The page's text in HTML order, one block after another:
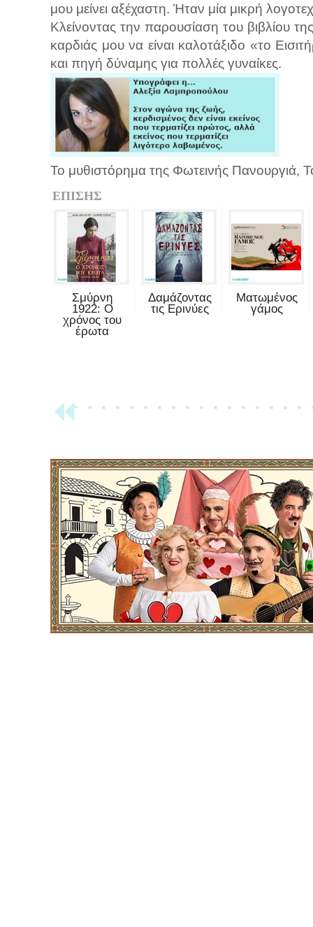
μου μείνει αξέχαστη. Ήταν μία μικρή
Κλείνοντας την παρουσίαση του βιβλίου
καρδιάς μου να είναι καλοτάξιδο «το
και πηγή δύναμης για πολλές γυναίκες.
Το μυθιστόρημα της Φωτεινής Πανουργιά,
ΕΠΙΣΗΣ
Σμύρνη
1922: Ο
χρόνος του
έρωτα
Δαμάζοντας
τις Ερινύες
Ματωμένος
γάμος